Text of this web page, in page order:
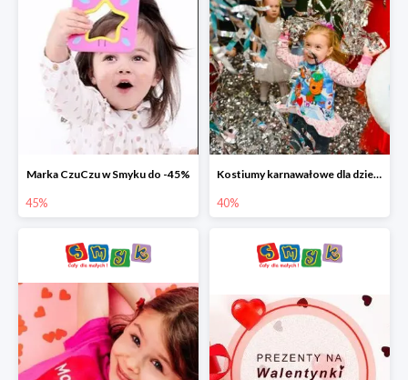
Marka CzuCzu w Smyku do -45%
45%
Kostiumy karnawałowe dla dzieci w Smyku do -40%
40%